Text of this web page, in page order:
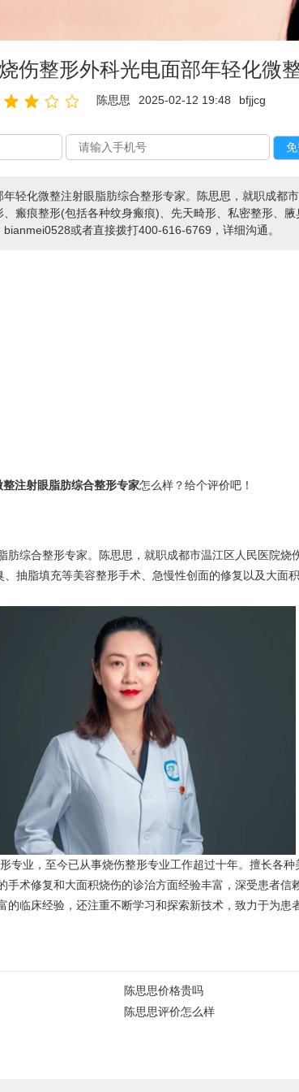
伤整形外科光电面部年轻化微
陈思思 2025-02-12 19:48 bfjjcg
轻化微整注射眼脂肪综合整形专家。陈思思，就职成都
瘢痕整形(包括各种纹身瘢痕)、先天畸形、私密整形、
或者直接拨打400-616-6769，详细沟通。
注射眼脂肪综合整形专家怎么样？给个评价吧！
综合整形专家。陈思思，就职成都市温江区人民医院
抽脂填充等美容整形手术、急慢性创面的修复以及大
专业，至今已从事烧伤整形专业工作超过十年。擅长各
术修复和大面积烧伤的诊治方面经验丰富，深受患者信
临床经验，还注重不断学习和探索新技术，致力于为
陈思思价格贵吗
陈思思评价怎么样